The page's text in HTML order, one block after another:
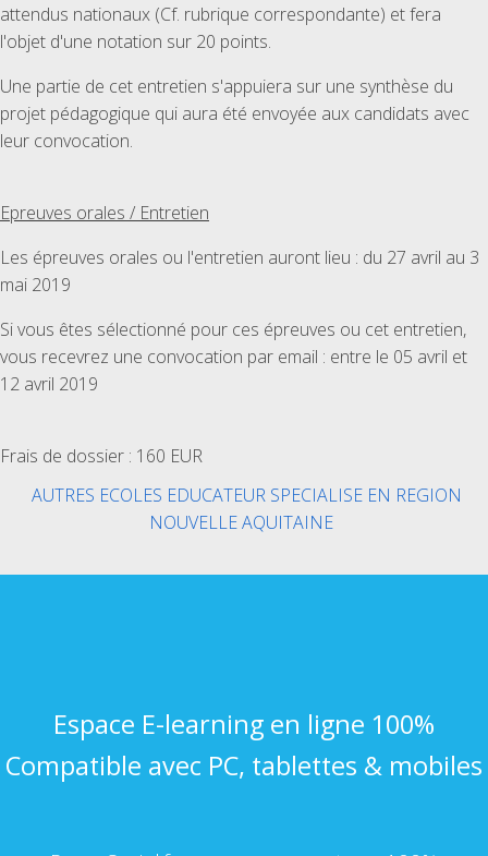
attendus nationaux (Cf. rubrique correspondante) et fera
l'objet d'une notation sur 20 points.
Une partie de cet entretien s'appuiera sur une synthèse du
projet pédagogique qui aura été envoyée aux candidats avec
leur convocation.
Epreuves orales / Entretien
Les épreuves orales ou l'entretien auront lieu : du 27 avril au 3
mai 2019
Si vous êtes sélectionné pour ces épreuves ou cet entretien,
vous recevrez une convocation par email : entre le 05 avril et
12 avril 2019
Frais de dossier : 160 EUR
AUTRES ECOLES EDUCATEUR SPECIALISE EN REGION
NOUVELLE AQUITAINE
Espace E-learning en ligne 100%
Compatible avec PC, tablettes & mobiles